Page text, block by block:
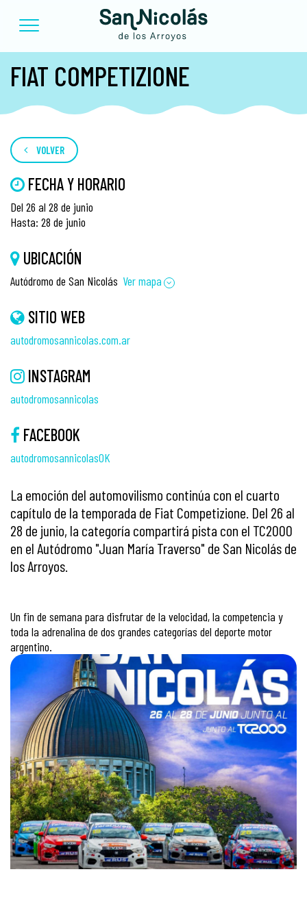
FIAT COMPETIZIONE
VOLVER
FECHA Y HORARIO
Del 26 al 28 de junio
Hasta: 28 de junio
UBICACIÓN
Autódromo de San Nicolás Ver mapa
SITIO WEB
autodromosannicolas.com.ar
INSTAGRAM
autodromosannicolas
FACEBOOK
autodromosannicolasOK
La emoción del automovilismo continúa con el cuarto
capítulo de la temporada de Fiat Competizione. Del 26 al
28 de junio, la categoría compartirá pista con el TC2000
en el Autódromo "Juan María Traverso" de San Nicolás de
los Arroyos.
Un fin de semana para disfrutar de la velocidad, la competencia y
toda la adrenalina de dos grandes categorías del deporte motor
argentino.